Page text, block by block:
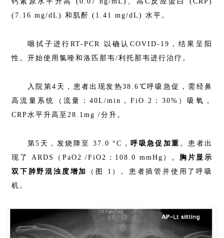
(7.16 mg/dL) 和肌酐 (1.41 mg/dL) 水平。
咽拭子进行RT-PCR 以确认COVID-19，结果呈阳
性。开始使用氯喹和洛匹那韦/利托那韦进行治疗。
入院第4天，患者出现发热38.6℃呼吸急促，需经鼻
高流量系统（流量：40L/min，FiO 2：30%）吸氧，
CRP水平升高至28.1mg /分升。
第5天，发烧降至 37.0 °C， 呼吸急促加重 。患者出
现了 ARDS（PaO2 /FiO2：108.0 mmHg）。 胸片显示
双下肺野混浊度增加
（图 1）。患者插管并使用了呼吸
机。